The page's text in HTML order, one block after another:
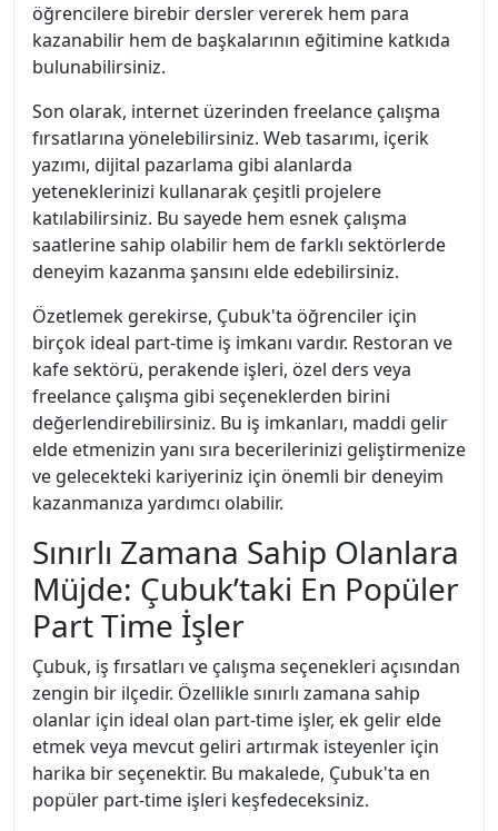
öğrencilere birebir dersler vererek hem para
kazanabilir hem de başkalarının eğitimine katkıda
bulunabilirsiniz.
Son olarak, internet üzerinden freelance çalışma
fırsatlarına yönelebilirsiniz. Web tasarımı, içerik
yazımı, dijital pazarlama gibi alanlarda
yeteneklerinizi kullanarak çeşitli projelere
katılabilirsiniz. Bu sayede hem esnek çalışma
saatlerine sahip olabilir hem de farklı sektörlerde
deneyim kazanma şansını elde edebilirsiniz.
Özetlemek gerekirse, Çubuk'ta öğrenciler için
birçok ideal part-time iş imkanı vardır. Restoran ve
kafe sektörü, perakende işleri, özel ders veya
freelance çalışma gibi seçeneklerden birini
değerlendirebilirsiniz. Bu iş imkanları, maddi gelir
elde etmenizin yanı sıra becerilerinizi geliştirmenize
ve gelecekteki kariyeriniz için önemli bir deneyim
kazanmanıza yardımcı olabilir.
Sınırlı Zamana Sahip Olanlara
Müjde: Çubuk’taki En Popüler
Part Time İşler
Çubuk, iş fırsatları ve çalışma seçenekleri açısından
zengin bir ilçedir. Özellikle sınırlı zamana sahip
olanlar için ideal olan part-time işler, ek gelir elde
etmek veya mevcut geliri artırmak isteyenler için
harika bir seçenektir. Bu makalede, Çubuk'ta en
popüler part-time işleri keşfedeceksiniz.